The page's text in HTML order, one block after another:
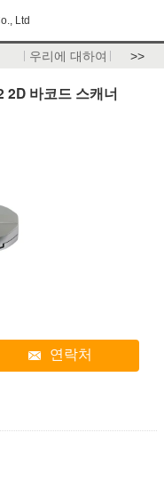
Ltd
우리에 대하여 >>
2D 바코드 스캐너
연락처